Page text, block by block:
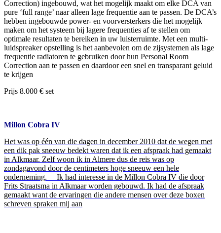
Correction) ingebouwd, wat het mogelijk maakt om elke DCA van
pure ‘full range’ naar alleen lage frequentie aan te passen. De DCA’s
hebben ingebouwde power- en voorversterkers die het mogelijk
maken om het systeem bij lagere frequenties af te stellen om
optimale resultaten te bereiken in uw luisterruimte. Met een multi-
luidspreaker opstelling is het aanbevolen om de zijsystemen als lage
frequentie radiatoren te gebruiken door hun Personal Room
Correction aan te passen en daardoor een snel en transparant geluid
te krijgen
Prijs 8.000 € set
Millon Cobra IV
Het was op één van die dagen in december 2010 dat de wegen met
een dik pak sneeuw bedekt waren dat ik een afspraak had gemaakt
in Alkmaar. Zelf woon ik in Almere dus de reis was op
zondagavond door de centimeters hoge sneeuw een hele
onderneming. Ik had interesse in de Millon Cobra IV die door
Frits Straatsma in Alkmaar worden gebouwd. Ik had de afspraak
gemaakt want de ervaringen die andere mensen over deze boxen
schreven spraken mij aan